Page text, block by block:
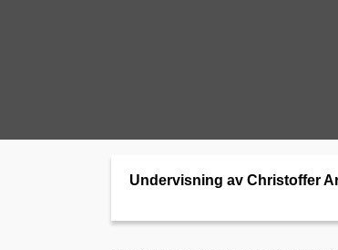
Undervisning av Christoffer